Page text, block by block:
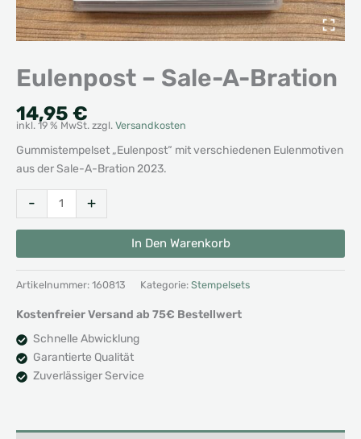
Eulenpost – Sale-A-Bration
14,95 €
inkl. 19 % MwSt. zzgl. Versandkosten
Gummistempelset „Eulenpost“ mit verschiedenen Eulenmotiven
aus der Sale-A-Bration 2023.
-
Eulenpost
-
Sale-
A-
Bration
Menge
+
In Den Warenkorb
Artikelnummer: 160813 Kategorie: Stempelsets
Kostenfreier Versand ab 75€ Bestellwert
Schnelle Abwicklung
Garantierte Qualität
Zuverlässiger Service